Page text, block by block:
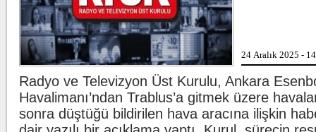
24 Aralık 2025 -
Radyo ve Televizyon Üst Kurulu, Ankara
Havalimanı’ndan Trablus’a gitmek üzere
sonra düştüğü bildirilen hava aracına ilişkin
Oğuzhan Uğur adliyeye sevk edildi
İstanbul Emniyet
Suçlarla Mücadele
ekiplerince Ahbap
İstanbul'u dev çekirge bastı!
evlere kadar girdilerİstanbul'un farklı